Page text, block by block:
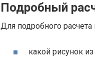
Подробный
Для подробного расчета
какой рисунок